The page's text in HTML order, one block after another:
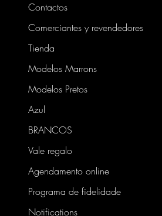
Contactos
Comerciantes y revendedores
Tienda
Modelos Marrons
Modelos Pretos
Azul
BRANCOS
Vale regalo
Agendamento online
Programa de fidelidade
Notifications